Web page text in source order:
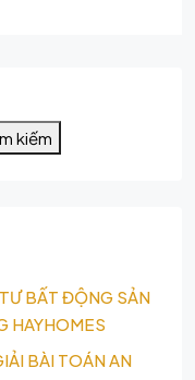
kiếm
BẤT ĐỘNG SẢN
HAYHOMES
BÀI TOÁN AN